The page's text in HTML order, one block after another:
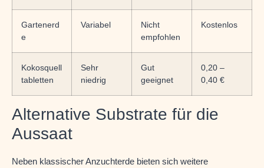
Gartenerd
e
Variabel
Nicht
empfohlen
Kostenlos
Kokosquell
tabletten
Sehr
niedrig
Gut
geeignet
0,20 –
0,40 €
Alternative Substrate für die
Aussaat
Neben klassischer Anzuchterde bieten sich weitere